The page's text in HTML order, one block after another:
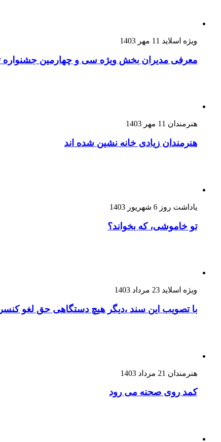
ویژه اسلاید 11 مهر 1403
معرفی مدیران بخش ویژه سی و چهارمین جشنواره
هنرمندان 11 مهر 1403
هنرمندان زیادی خانه نشین شده اند
یاداشت روز 6 شهریور 1403
تو خاموشی، که بخواند؟
ویژه اسلاید 23 مرداد 1403
با تصویب این سند ،دیگر هیچ دستگاهی حق لغو
هنرمندان 21 مرداد 1403
کمد روی صحنه می رود